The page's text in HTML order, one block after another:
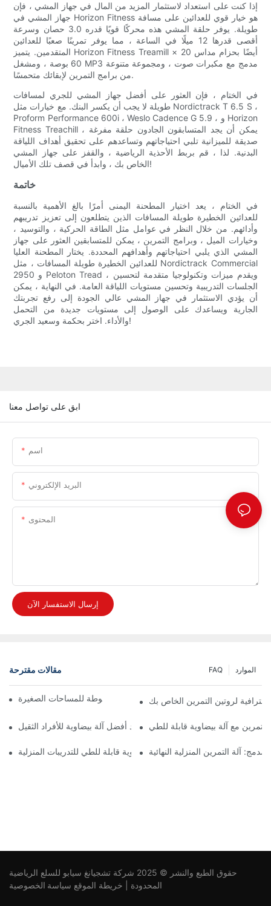
إذا كنت على استعداد لاستثمار المزيد من المال في جهاز المشي ، فإن
جهاز المشي في Horizon Fitness هو خيار قوي للعدائين على مسافة
طويلة. يوفر حلقة المشي هذه محركًا قويًا قدره 3.0 حصان وسرعة
أقصى قدرها 12 ميلًا في الساعة ، مما يوفر تمرينًا صعبًا للعدائين
المتقدمين. يتميز Horizon Fitness Treamill أيضًا بحزام مداس 20 ×
60 بوصة ، ومشغل MP3 مدمج مع مكبرات صوت ، ومجموعة متنوعة
من برامج التمرين لإبقائك متحمسًا.
في الختام ، فإن العثور على أفضل جهاز المشي للجري لمسافات
طويلة لا يجب أن يكسر البنك. مع خيارات مثل Nordictrack T 6.5 S ،
Proform Performance 600i ، Weslo Cadence G 5.9 ، و Horizon
Fitness Treachill ، يمكن أن يجد المتسابقون الجادون حلقة مفرغة
صديقة للميزانية تلبي احتياجاتهم وتساعدهم على تحقيق أهداف اللياقة
البدنية. لذا ، قم بربط الأحذية الرياضية ، والقفز على جهاز المشي
الخاص بك ، وابدأ في قصف تلك الأميال!
خاتمة
في الختام ، يعد اختيار المطحنة اليمنى أمرًا بالغ الأهمية بالنسبة
للعدائين الخطيرة طويلة المسافات الذين يتطلعون إلى تعزيز تدريبهم
وأدائهم. من خلال النظر في عوامل مثل الطاقة الحركية ، والتوسيد ،
وخيارات الميل ، وبرامج التمرين ، يمكن للمتسابقين العثور على جهاز
المشي الذي يلبي احتياجاتهم وأهدافهم المحددة. يختار المطحنة العليا
للعدائين الخطيرة طويلة المسافات ، مثل Nordictrack Commercial
2950 و Peloton Tread ، ويقدم ميزات وتكنولوجيا متقدمة لتحسين
الجلسات التدريبية وتحسين مستويات اللياقة العامة. في النهاية ، يمكن
أن يؤدي الاستثمار في جهاز المشي عالي الجودة إلى رفع تجربتك
الجارية ويساعدك على الوصول إلى مستويات جديدة من التحمل
والأداء. اختر بحكمة وسعيد الجري!
ابق على تواصل معنا
اسم
البريد الإلكتروني
المحتوى
إرسال الاستفسار الآن
مقالات مقترحة الموارد FAQ
أفضل 5 آلات بيضاوية مضغوطة للمساحات الصغيرة
لروتين التمرين الخاص بك
الدليل النهائي لإيجاد أفضل آلة بيضاوية للأفراد الثقيلمع آلة بيضاوية قابلة للطي
الحل النهائي لتوفير الفضاء: آلات بيضاوية قابلة للطي للتدريبات المنزلية
آلة التمرين المنزلية النهائية
حقوق الطبع والنشر © 2025 شركة تشجيانغ سيابو للسلع الرياضية
المحدودة |
خريطة الموقع سياسة الخصوصية